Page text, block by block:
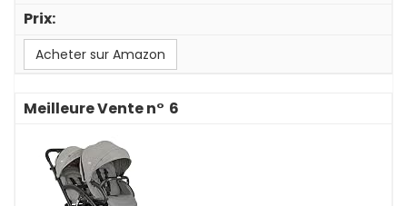
Acheter sur Amazon
6